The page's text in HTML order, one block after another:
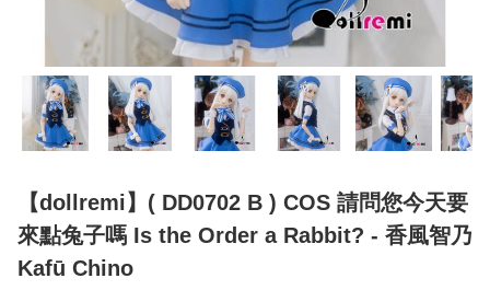
【dollremi】( DD0702 B ) COS 請問您今天要
來點兔子嗎 Is the Order a Rabbit? - 香風智乃
Kafū Chino